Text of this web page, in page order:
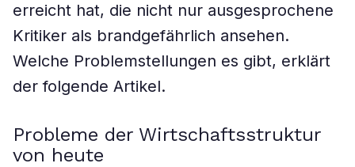
erreicht hat, die nicht nur ausgesprochene
Kritiker als brandgefährlich ansehen.
Welche Problemstellungen es gibt, erklärt
der folgende Artikel.
Probleme der Wirtschaftsstruktur
von heute